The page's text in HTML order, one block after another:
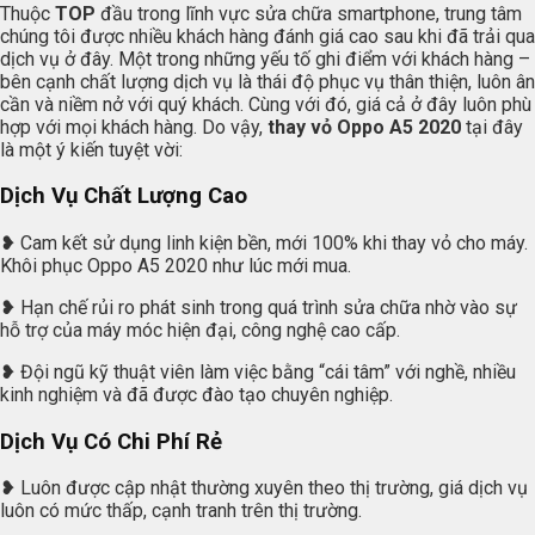
Thuộc TOP đầu trong lĩnh vực sửa chữa smartphone, trung tâm
chúng tôi được nhiều khách hàng đánh giá cao sau khi đã trải qua
dịch vụ ở đây. Một trong những yếu tố ghi điểm với khách hàng –
bên cạnh chất lượng dịch vụ là thái độ phục vụ thân thiện, luôn ân
cần và niềm nở với quý khách. Cùng với đó, giá cả ở đây luôn phù
hợp với mọi khách hàng. Do vậy, thay vỏ Oppo A5 2020 tại đây
là một ý kiến tuyệt vời:
Dịch Vụ Chất Lượng Cao
❥ Cam kết sử dụng linh kiện bền, mới 100% khi thay vỏ cho máy.
Khôi phục Oppo A5 2020 như lúc mới mua.
❥ Hạn chế rủi ro phát sinh trong quá trình sửa chữa nhờ vào sự
hỗ trợ của máy móc hiện đại, công nghệ cao cấp.
❥ Đội ngũ kỹ thuật viên làm việc bằng “cái tâm” với nghề, nhiều
kinh nghiệm và đã được đào tạo chuyên nghiệp.
Dịch Vụ Có Chi Phí Rẻ
❥ Luôn được cập nhật thường xuyên theo thị trường, giá dịch vụ
luôn có mức thấp, cạnh tranh trên thị trường.